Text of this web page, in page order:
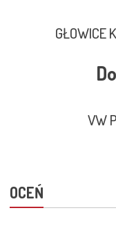
GŁOWICE
VW
OCEŃ